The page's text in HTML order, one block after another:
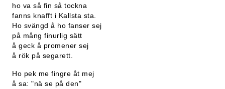
ho va så fin så tockna
fanns knafft i Kallsta sta.
Ho svängd å ho fanser sej
på mång finurlig sätt
å geck å promener sej
å rök på segarett.
Ho pek me fingre åt mej
å sa: "nä se på den"